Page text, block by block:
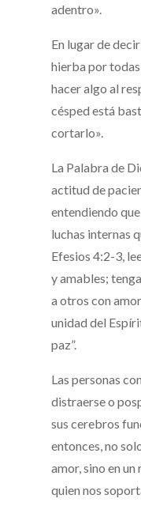
adentro».
En lugar de
hierba por todas
hacer algo al
césped está
cortarlo».
La Palabra de
actitud de
entendiendo
luchas internas
Efesios 4:2-3,
y amables;
a otros con
unidad del
paz”.
Las personas
distraerse o
sus cerebros
entonces, no
amor, sino en
quien nos